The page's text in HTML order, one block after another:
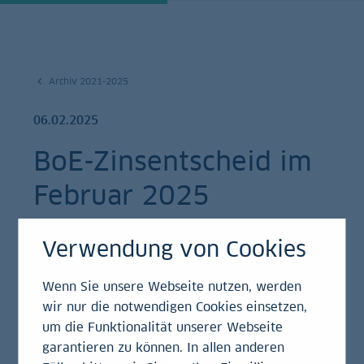
Archiv 2021-2025
06.02.2025
BoE-Zinsentscheid im
Februar 2025
Einschätzung
Die Bank of England (BoE) gab soeben bekannt, dass
ihr Geldpolitischer Rat auf seiner gestrigen Sitzung
beschlossen hat, den Leitzins um einen
Verwendung von Cookies
Wenn Sie unsere Webseite nutzen, werden
wir nur die notwendigen Cookies einsetzen,
um die Funktionalität unserer Webseite
garantieren zu können. In allen anderen